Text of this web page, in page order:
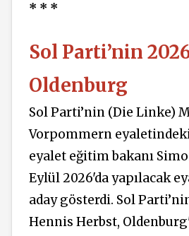
* * *
Sol Parti’nin
Oldenburg
Sol Parti’nin (Die Linke)
Vorpommern
eyalet eğitim bakanı
Eylül 2026'da yapılacak
aday gösterdi. Sol
Hennis Herbst,